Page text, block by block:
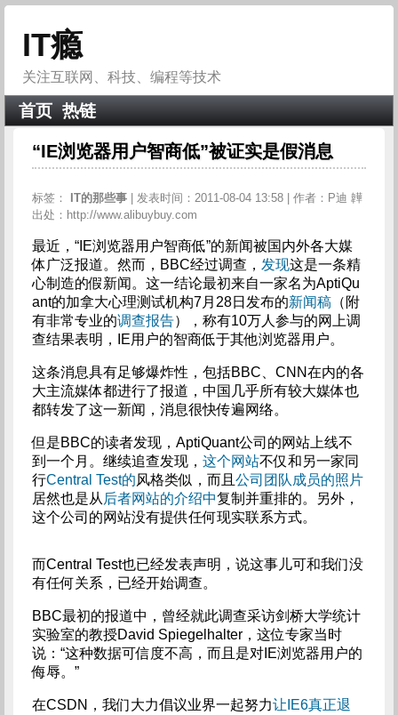
IT瘾
关注互联网、科技、编程等技术
首页 热链
“IE浏览器用户智商低”被证实是假消息
标签： IT的那些事
| 发表时间：2011-08-04 13:58 | 作者：P迪 韡
出处：http://www.alibuybuy.com
最近，“IE浏览器用户智商低”的新闻被国内外各大媒
体广泛报道。然而，BBC经过调查， 发现这是一条精
心制造的假新闻。这一结论最初来自一家名为AptiQu
ant的加拿大心理测试机构7月28日发布的新闻稿（附
有非常专业的调查报告），称有10万人参与的网上调
查结果表明，IE用户的智商低于其他浏览器用户。
这条消息具有足够爆炸性，包括BBC、CNN在内的各
大主流媒体都进行了报道，中国几乎所有较大媒体也
都转发了这一新闻，消息很快传遍网络。
但是BBC的读者发现，AptiQuant公司的网站上线不
到一个月。继续追查发现， 这个网站不仅和另一家同
行Central Test的风格类似，而且 公司团队成员的照片
居然也是从 后者网站的介绍中复制并重排的。另外，
这个公司的网站没有提供任何现实联系方式。
而Central Test也已经发表声明，说这事儿可和我们没
有任何关系，已经开始调查。
BBC最初的报道中，曾经就此调查采访剑桥大学统计
实验室的教授David Spiegelhalter，这位专家当时
说：“这种数据可信度不高，而且是对IE浏览器用户的
侮辱。”
在CSDN，我们大力倡议业界一起努力让IE6真正退